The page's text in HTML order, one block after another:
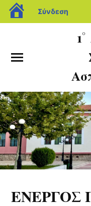
Σύνδεση
ΕΝΕΡΓΟΣ